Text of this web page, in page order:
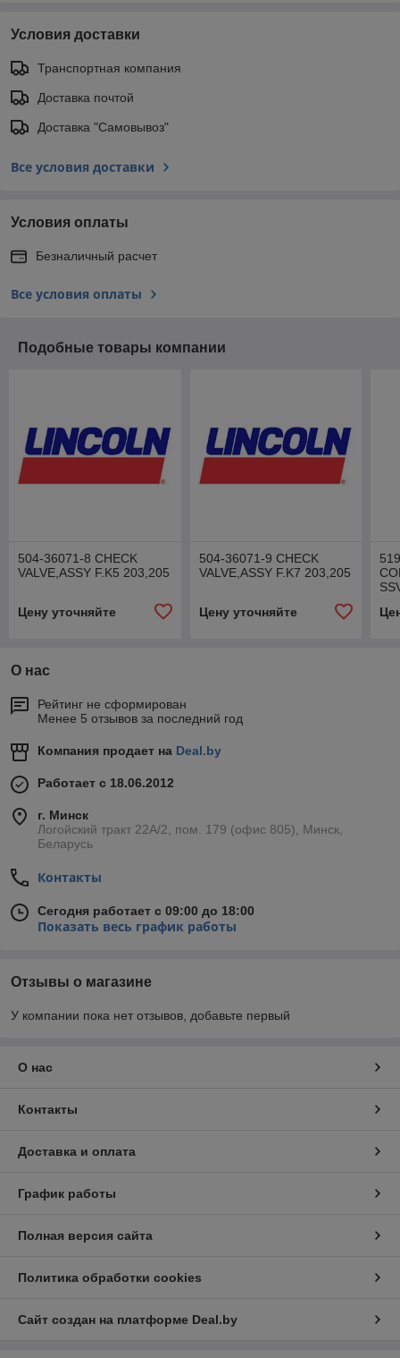
Условия доставки
Транспортная компания
Доставка почтой
Доставка "Самовывоз"
Все условия доставки
Условия оплаты
Безналичный расчет
Все условия оплаты
Подобные товары компании
504-36071-8 CHECK
VALVE,ASSY F.K5 203,205
Цену уточняйте
504-36071-9 CHECK
VALVE,ASSY F.K7 203,205
Цену уточняйте
О нас
Рейтинг не сформирован
Менее 5 отзывов за последний год
Компания продает на Deal.by
Работает с 18.06.2012
г. Минск
Логойский тракт 22А/2, пом. 179 (офис 805), Минск,
Беларусь
Контакты
Сегодня работает с 09:00 до 18:00
Показать весь график работы
Отзывы о магазине
У компании пока нет отзывов, добавьте первый
О нас
Контакты
Доставка и оплата
График работы
Полная версия сайта
Политика обработки cookies
Сайт создан на платформе Deal.by